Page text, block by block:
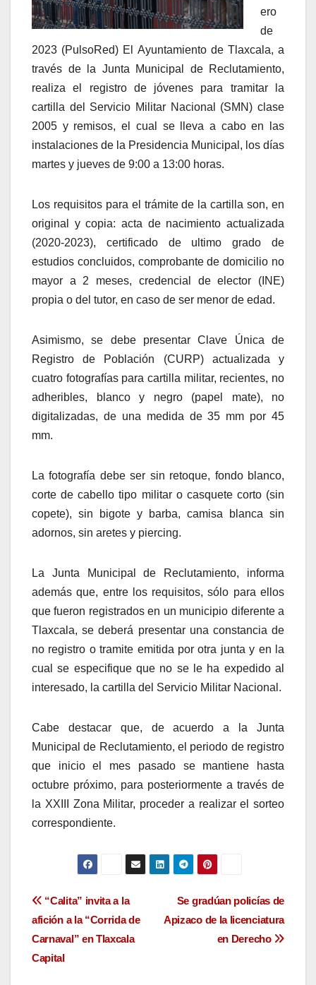
ero
de
2023 (PulsoRed) El Ayuntamiento de Tlaxcala, a
través de la Junta Municipal de Reclutamiento,
realiza el registro de jóvenes para tramitar la
cartilla del Servicio Militar Nacional (SMN) clase
2005 y remisos, el cual se lleva a cabo en las
instalaciones de la Presidencia Municipal, los días
martes y jueves de 9:00 a 13:00 horas.
Los requisitos para el trámite de la cartilla son, en
original y copia: acta de nacimiento actualizada
(2020-2023), certificado de ultimo grado de
estudios concluidos, comprobante de domicilio no
mayor a 2 meses, credencial de elector (INE)
propia o del tutor, en caso de ser menor de edad.
Asimismo, se debe presentar Clave Única de
Registro de Población (CURP) actualizada y
cuatro fotografías para cartilla militar, recientes, no
adheribles, blanco y negro (papel mate), no
digitalizadas, de una medida de 35 mm por 45
mm.
La fotografía debe ser sin retoque, fondo blanco,
corte de cabello tipo militar o casquete corto (sin
copete), sin bigote y barba, camisa blanca sin
adornos, sin aretes y piercing.
La Junta Municipal de Reclutamiento, informa
además que, entre los requisitos, sólo para ellos
que fueron registrados en un municipio diferente a
Tlaxcala, se deberá presentar una constancia de
no registro o tramite emitida por otra junta y en la
cual se especifique que no se le ha expedido al
interesado, la cartilla del Servicio Militar Nacional.
Cabe destacar que, de acuerdo a la Junta
Municipal de Reclutamiento, el periodo de registro
que inicio el mes pasado se mantiene hasta
octubre próximo, para posteriormente a través de
la XXIII Zona Militar, proceder a realizar el sorteo
correspondiente.
Navegación
de
entradas
Se gradúan policías de
Apizaco de la licenciatura
en Derecho
“Calita” invita a la
afición a la “Corrida de
Carnaval” en Tlaxcala
Capital